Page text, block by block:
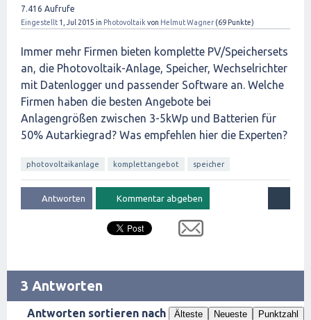
7.416 Aufrufe
Eingestellt 1, Jul 2015 in Photovoltaik von Helmut Wagner (69 Punkte)
Immer mehr Firmen bieten komplette PV/Speichersets
an, die Photovoltaik-Anlage, Speicher, Wechselrichter
mit Datenlogger und passender Software an. Welche
Firmen haben die besten Angebote bei
Anlagengrößen zwischen 3-5kWp und Batterien für
50% Autarkiegrad? Was empfehlen hier die Experten?
photovoltaikanlage komplettangebot speicher
3 Antworten
Antworten sortieren nach Älteste Neueste Punktzahl